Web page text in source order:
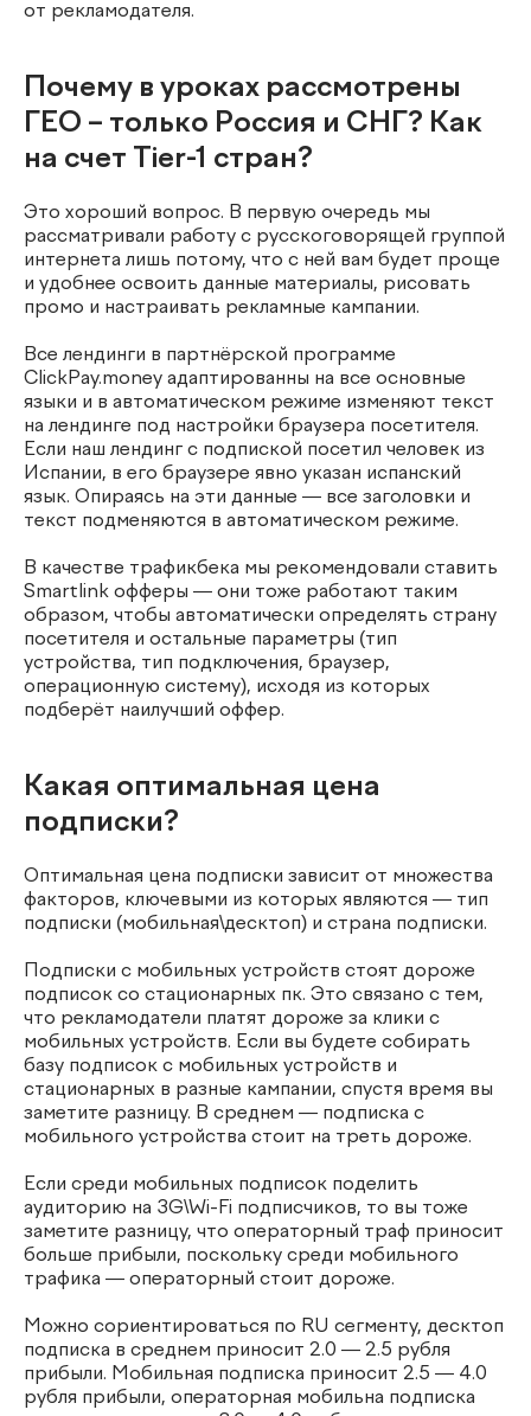
от рекламодателя.
Почему в уроках рассмотрены
ГЕО – только Россия и СНГ? Как
на счет Tier-1 стран?
Это хороший вопрос. В первую очередь мы
рассматривали работу с русскоговорящей группой
интернета лишь потому, что с ней вам будет проще
и удобнее освоить данные материалы, рисовать
промо и настраивать рекламные кампании.
Все лендинги в партнёрской программе
ClickPay.money адаптированны на все основные
языки и в автоматическом режиме изменяют текст
на лендинге под настройки браузера посетителя.
Если наш лендинг с подпиской посетил человек из
Испании, в его браузере явно указан испанский
язык. Опираясь на эти данные — все заголовки и
текст подменяются в автоматическом режиме.
В качестве трафикбека мы рекомендовали ставить
Smartlink офферы — они тоже работают таким
образом, чтобы автоматически определять страну
посетителя и остальные параметры (тип
устройства, тип подключения, браузер,
операционную систему), исходя из которых
подберёт наилучший оффер.
Какая оптимальная цена
подписки?
Оптимальная цена подписки зависит от множества
факторов, ключевыми из которых являются — тип
подписки (мобильная\десктоп) и страна подписки.
Подписки с мобильных устройств стоят дороже
подписок со стационарных пк. Это связано с тем,
что рекламодатели платят дороже за клики с
мобильных устройств. Если вы будете собирать
базу подписок с мобильных устройств и
стационарных в разные кампании, спустя время вы
заметите разницу. В среднем — подписка с
мобильного устройства стоит на треть дороже.
Если среди мобильных подписок поделить
аудиторию на 3G\Wi-Fi подписчиков, то вы тоже
заметите разницу, что операторный траф приносит
больше прибыли, поскольку среди мобильного
трафика — операторный стоит дороже.
Можно сориентироваться по RU сегменту, десктоп
подписка в среднем приносит 2.0 — 2.5 рубля
прибыли. Мобильная подписка приносит 2.5 — 4.0
рубля прибыли, операторная мобильна подписка